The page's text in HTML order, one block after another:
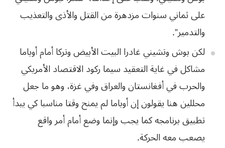
على ثماني سنوات مزدهرة من القتل والأذى والتعذيب
والتدمير”.
لكن بوش وتشينيغادرا البيت الأبيض وتركا أمام أوباما
مشاكل في غاية التعقيد سيما ركود الاقتصادالأمريكي
والحرب في أفغانستان والعراق وفي غزة، وهو ما جعل
محللين هنا يقولون إنأوباما لم يمنح وقتا مناسبا كي يبدأ
تطبيق برنامجه كما يجب وإنما وضع أمام أمر واقع
يصعبمعهالحركة.